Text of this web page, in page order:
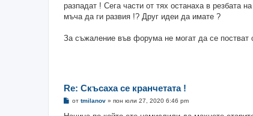
и
е
разпадат ! Сега части от тях останаха в резбата
мъча да ги развия !? Друг идеи да имате ?
За съжаление във форума не могат да се
Re: Скъсаха се кранчетата !
М
е
от tmilanov » пон юли 27, 2020 6:46 pm